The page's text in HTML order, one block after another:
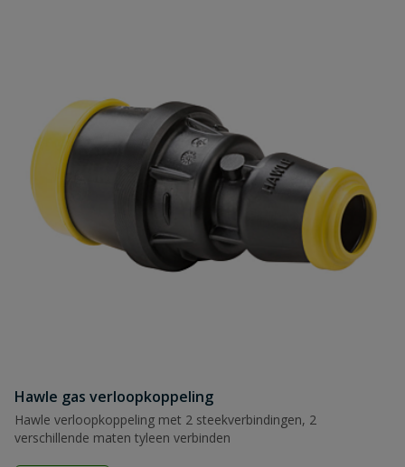
Hawle gas verloopkoppeling
Hawle verloopkoppeling met 2 steekverbindingen, 2
verschillende maten tyleen verbinden